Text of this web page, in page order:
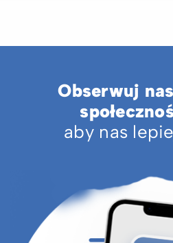
Obserwuj
aby nas